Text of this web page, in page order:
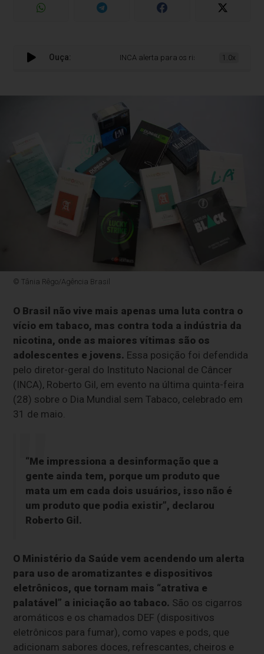
Ouça: INCA alerta para os riscos de cigarros com
1.0x
© Tânia Rêgo/Agência Brasil
O Brasil não vive mais apenas uma luta contra o
vício em tabaco, mas contra toda a indústria da
nicotina, onde as maiores vítimas são os
adolescentes e jovens. Essa posição foi defendida
pelo diretor-geral do Instituto Nacional de Câncer
(INCA), Roberto Gil, em evento na última quinta-feira
(28) sobre o Dia Mundial sem Tabaco, celebrado em
31 de maio.
“Me impressiona a desinformação que a
gente ainda tem, porque um produto que
mata um em cada dois usuários, isso não é
um produto que podia existir”, declarou
Roberto Gil.
O Ministério da Saúde vem acendendo um alerta
para uso de aromatizantes e dispositivos
eletrônicos, que tornam mais “atrativa e
palatável” a iniciação ao tabaco. São os cigarros
aromáticos e os chamados DEF (dispositivos
eletrônicos para fumar), como vapes e pods, que
adicionam sabores doces, refrescantes, cheiros e